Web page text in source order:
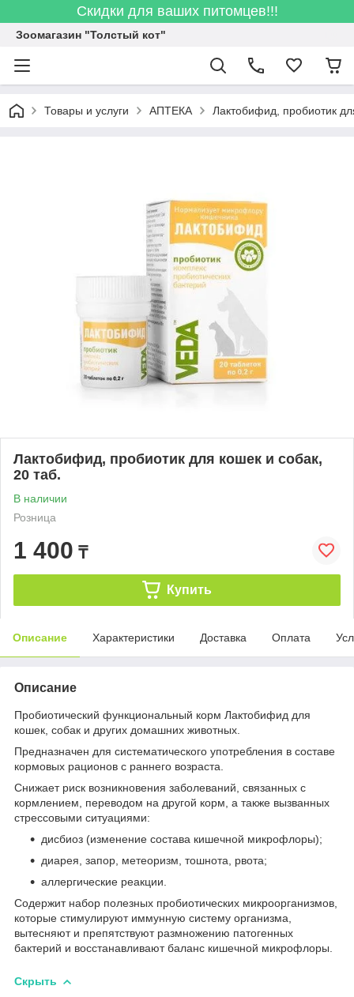
Скидки для ваших питомцев!!!
Зоомагазин "Толстый кот"
Товары и услуги АПТЕКА Лактобифид, пробиотик
Лактобифид, пробиотик для кошек и собак,
20 таб.
В наличии
Розница
1 400 ₸
Купить
Описание Характеристики Доставка Оплата
Описание
Пробиотический функциональный корм Лактобифид для
кошек, собак и других домашних животных.
Предназначен для систематического употребления в составе
кормовых рационов с раннего возраста.
Снижает риск возникновения заболеваний, связанных с
кормлением, переводом на другой корм, а также вызванных
стрессовыми ситуациями:
дисбиоз (изменение состава кишечной микрофлоры);
диарея, запор, метеоризм, тошнота, рвота;
аллергические реакции.
Содержит набор полезных пробиотических микроорганизмов,
которые стимулируют иммунную систему организма,
вытесняют и препятствуют размножению патогенных
бактерий и восстанавливают баланс кишечной микрофлоры.
Скрыть